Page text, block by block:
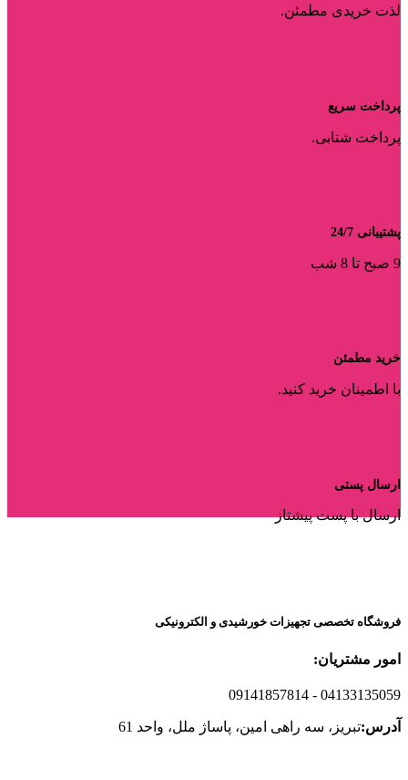
لذت خریدی مطمئن.
پرداخت سریع
پرداخت شتابی.
پشتیبانی 24/7
9 صبح تا 8 شب
خرید مطمئن
با اطمینان خرید کنید.
ارسال پستی
ارسال با پست پیشتاز
فروشگاه تخصصی تجهیزات خورشیدی و الکترونیکی
امور مشتریان:
- 04133135059
09141857814
آدرس:تبریز، سه راهی امین، پاساژ ملل، واحد 61